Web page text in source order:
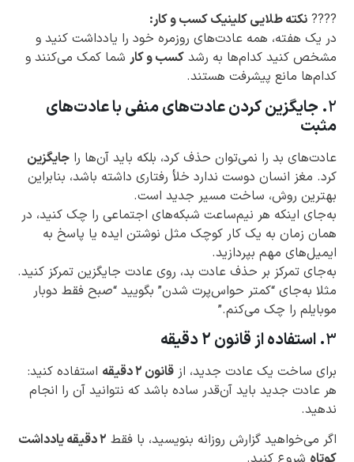
???? نکته طلایی کلینیک کسب و کار:
در یک هفته، همه عادت‌های روزمره خود را یادداشت کنید و
مشخص کنید کدام‌ها به رشد کسب و کار شما کمک می‌کنند و
کدام‌ها مانع پیشرفت هستند.
۲. جایگزین کردن عادت‌های منفی با عادت‌های
مثبت
عادت‌های بد را نمی‌توان حذف کرد، بلکه باید آن‌ها را جایگزین
کرد. مغز انسان دوست ندارد خلأ رفتاری داشته باشد، بنابراین
بهترین روش، ساخت مسیر جدید است.
به‌جای اینکه هر نیم‌ساعت شبکه‌های اجتماعی را چک کنید، در
همان زمان به یک کار کوچک مثل نوشتن ایده یا پاسخ به
ایمیل‌های مهم بپردازید.
به‌جای تمرکز بر حذف عادت بد، روی عادت جایگزین تمرکز کنید.
مثلا به‌جای “کمتر حواس‌پرت شدن” بگویید “صبح فقط دوبار
موبایلم را چک می‌کنم.”
۳. استفاده از قانون ۲ دقیقه
برای ساخت یک عادت جدید، از قانون ۲ دقیقه
استفاده کنید:
هر عادت جدید باید آن‌قدر ساده باشد که نتوانید آن را انجام
ندهید.
اگر می‌خواهید گزارش روزانه بنویسید، با فقط
۲ دقیقه یادداشت